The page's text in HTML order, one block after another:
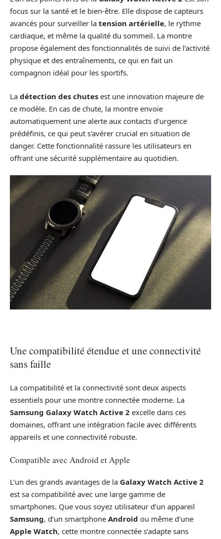
focus sur la santé et le bien-être. Elle dispose de capteurs
avancés pour surveiller la tension artérielle, le rythme
cardiaque, et même la qualité du sommeil. La montre
propose également des fonctionnalités de suivi de l’activité
physique et des entraînements, ce qui en fait un
compagnon idéal pour les sportifs.
La détection des chutes est une innovation majeure de
ce modèle. En cas de chute, la montre envoie
automatiquement une alerte aux contacts d’urgence
prédéfinis, ce qui peut s’avérer crucial en situation de
danger. Cette fonctionnalité rassure les utilisateurs en
offrant une sécurité supplémentaire au quotidien.
Une compatibilité étendue et une connectivité
sans faille
La compatibilité et la connectivité sont deux aspects
essentiels pour une montre connectée moderne. La
Samsung Galaxy Watch Active 2 excelle dans ces
domaines, offrant une intégration facile avec différents
appareils et une connectivité robuste.
Compatible avec Android et Apple
L’un des grands avantages de la Galaxy Watch Active 2
est sa compatibilité avec une large gamme de
smartphones. Que vous soyez utilisateur d’un appareil
Samsung, d’un smartphone Android ou même d’une
Apple Watch, cette montre connectée s’adapte sans